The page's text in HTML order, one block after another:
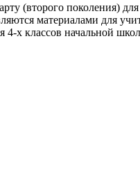
(второго поколения)
материалами для
х классов начальной